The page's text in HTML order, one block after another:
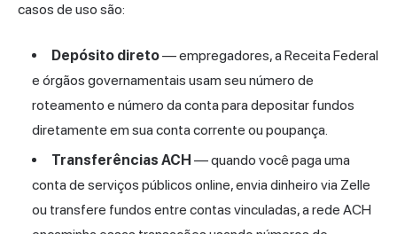
casos de uso são:
Depósito direto— empregadores, a Receita Federal
e órgãos governamentais usam seu número de
roteamento e número da conta para depositar fundos
diretamente em sua conta corrente ou poupança.
Transferências ACH — quando você paga uma
conta de serviços públicos online, envia dinheiro via Zelle
ou transfere fundos entre contas vinculadas, a rede ACH